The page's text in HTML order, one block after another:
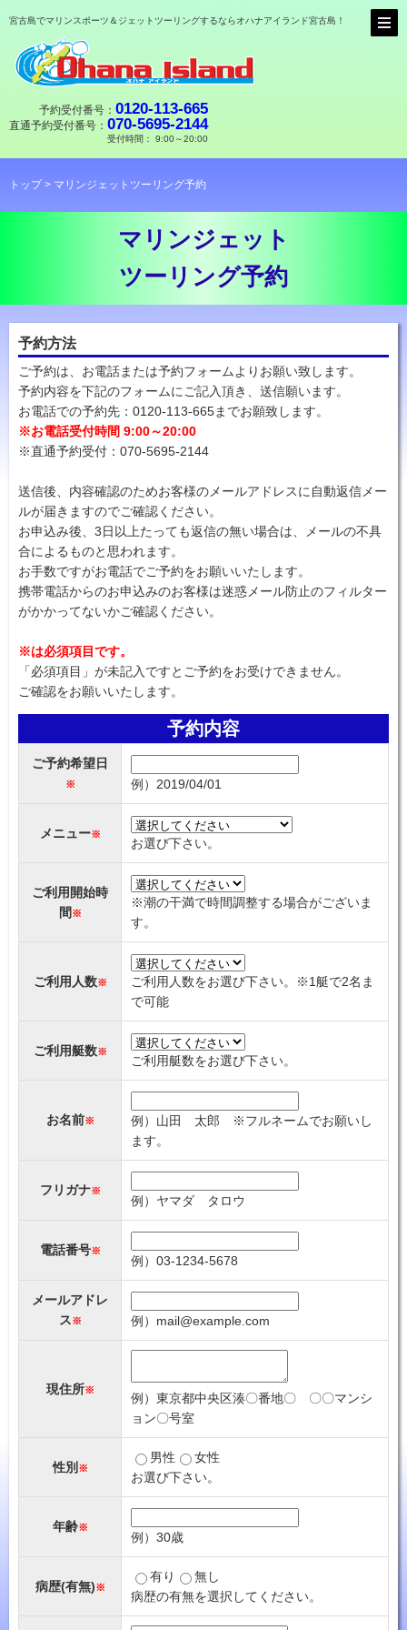
宮古島でマリンスポーツ＆ジェットツーリングするならオハナアイランド宮古島！
予約受付番号： 0120-113-665
直通予約受付番号： 070-5695-2144
受付時間： 9:00～20:00
トップ> マリンジェットツーリング予約
マリンジェット
ツーリング予約
予約方法
ご予約は、お電話または予約フォームよりお願い致します。
予約内容を下記のフォームにご記入頂き、送信願います。
お電話での予約先：0120-113-665までお願致します。
※お電話受付時間 9:00～20:00
※直通予約受付：070-5695-2144
送信後、内容確認のためお客様のメールアドレスに自動返信メー
ルが届きますのでご確認ください。
お申込み後、3日以上たっても返信の無い場合は、メールの不具
合によるものと思われます。
お手数ですがお電話でご予約をお願いいたします。
携帯電話からのお申込みのお客様は迷惑メール防止のフィルター
がかかってないかご確認ください。
※は必須項目です。
「必須項目」が未記入ですとご予約をお受けできません。
ご確認をお願いいたします。
予約内容
ご予約希望日
※ 例）2019/04/01
メニュー※
お選び下さい。
ご利用開始時
間 ※
※潮の干満で時間調整する場合がございま
す。
ご利用人数※
ご利用人数をお選び下さい。※1艇で2名ま
で可能
ご利用艇数※
ご利用艇数をお選び下さい。
お名前※
例）山田 太郎 ※フルネームでお願いし
ます。
フリガナ※
例）ヤマダ タロウ
電話番号※
例）03-1234-5678
メールアドレ
ス※ 例）mail@example.com
現住所※
例）東京都中央区湊〇番地〇 〇〇マンシ
ョン〇号室
性別 ※
男性
女性
お選び下さい。
年齢※
例）30歳
病歴(有無)※
有り
無し
病歴の有無を選択してください。